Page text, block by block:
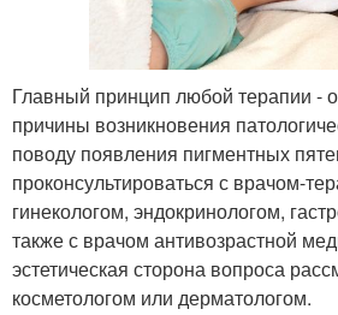
Главный принцип любой терапии -
причины возникновения
поводу появления пигментных
проконсультироваться с врачом-
гинекологом, эндокринологом,
также с врачом антивозрастной
эстетическая сторона вопроса
косметологом или дерматологом.